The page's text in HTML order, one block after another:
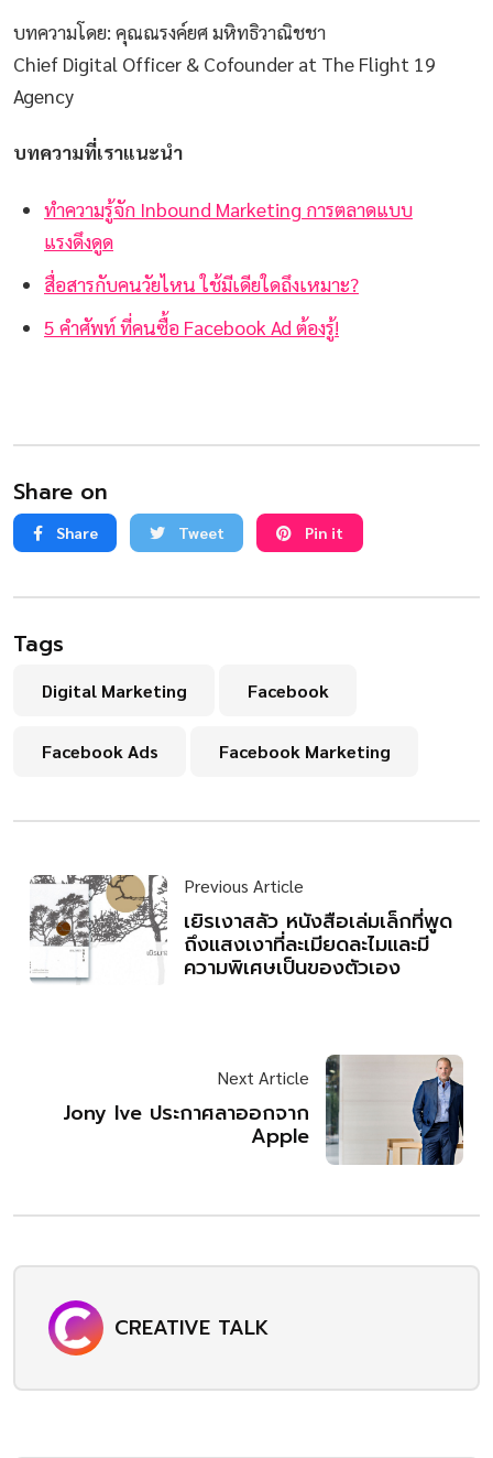
บทความโดย: คุณณรงค์ยศ มหิทธิวาณิชชา
Chief Digital Officer & Cofounder at The Flight 19
Agency
บทความที่เราแนะนำ
ทำความรู้จัก Inbound Marketing การตลาดแบบ
แรงดึงดูด
สื่อสารกับคนวัยไหน ใช้มีเดียใดถึงเหมาะ?
5 คำศัพท์ ที่คนซื้อ Facebook Ad ต้องรู้!
Share on
Share Tweet Pin it
Tags
Digital Marketing Facebook
Facebook Ads Facebook Marketing
Previous Article
เยิรเงาสลัว หนังสือเล่มเล็กที่พูด
ถึงแสงเงาที่ละเมียดละไมและมี
ความพิเศษเป็นของตัวเอง
Next Article
Jony Ive ประกาศลาออกจาก
Apple
CREATIVE TALK